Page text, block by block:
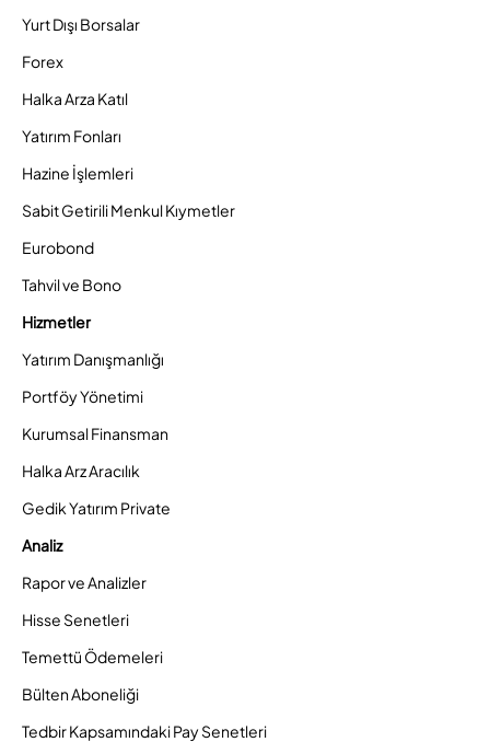
Yurt Dışı Borsalar
Forex
Halka Arza Katıl
Yatırım Fonları
Hazine İşlemleri
Sabit Getirili Menkul Kıymetler
Eurobond
Tahvil ve Bono
Hizmetler
Yatırım Danışmanlığı
Portföy Yönetimi
Kurumsal Finansman
Halka Arz Aracılık
Gedik Yatırım Private
Analiz
Rapor ve Analizler
Hisse Senetleri
Temettü Ödemeleri
Bülten Aboneliği
Tedbir Kapsamındaki Pay Senetleri